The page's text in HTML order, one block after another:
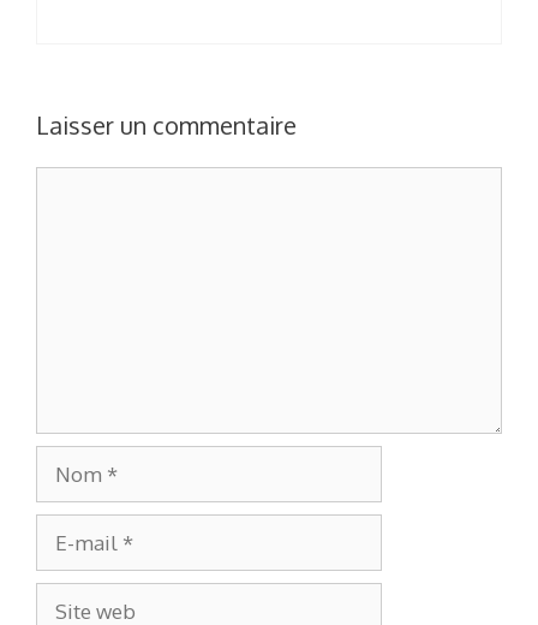
Laisser un commentaire
Nom
mail
Site